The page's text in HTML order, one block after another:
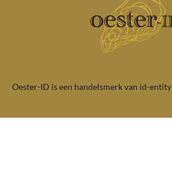
Oester-ID is een handelsmerk van id-entity